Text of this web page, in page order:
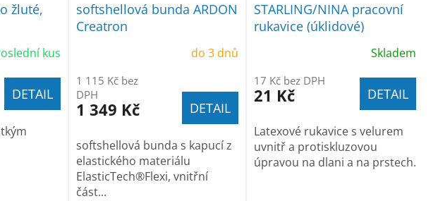
žluté,
kus
DETAIL
softshellová bunda ARDON
Creatron
do 3 dnů
1 115 Kč bez
DPH
1 349 Kč DETAIL
softshellová bunda s kapucí z
elastického materiálu
ElasticTech®Flexi, vnitřní
část...
STARLING/NINA pracovní
rukavice (úklidové)
Skladem
17 Kč bez DPH
21 Kč DETAIL
Latexové rukavice s velurem
uvnitř a protiskluzovou
úpravou na dlani a na prstech.